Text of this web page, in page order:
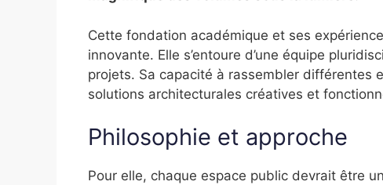
Cette fondation académique et ses
innovante. Elle s’entoure d’une équipe
projets. Sa capacité à rassembler différentes
solutions architecturales créatives et
Philosophie et approche
Pour elle, chaque espace public devrait être